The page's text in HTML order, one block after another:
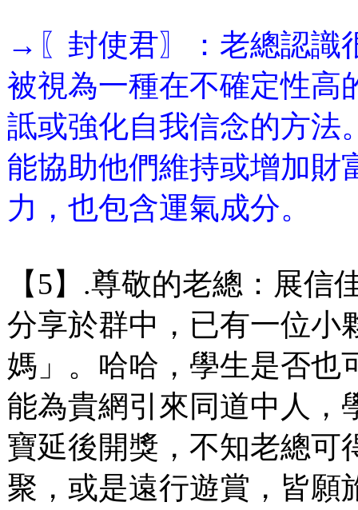
→〖封使君〗：老總認識
被視為一種在不確定性高
詆或強化自我信念的方法
能協助他們維持或增加財
力，也包含運氣成分。
【5】.尊敬的老總：展
分享於群中，已有一位小
媽」。哈哈，學生是否也
能為貴網引來同道中人，
寶延後開獎，不知老總可
聚，或是遠行遊賞，皆願